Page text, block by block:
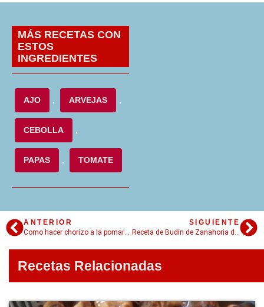
MÁS RECETAS CON
ESTOS
INGREDIENTES
AJO , ARVEJAS ,
CEBOLLA ,
PAPAS , TOMATE
ANTERIOR
Como hacer chorizo a la pomarola en 5 pasos
SIGUIENTE
Receta de Budín de Zanahoria dulce: el sabor perfecto
Recetas Relacionadas